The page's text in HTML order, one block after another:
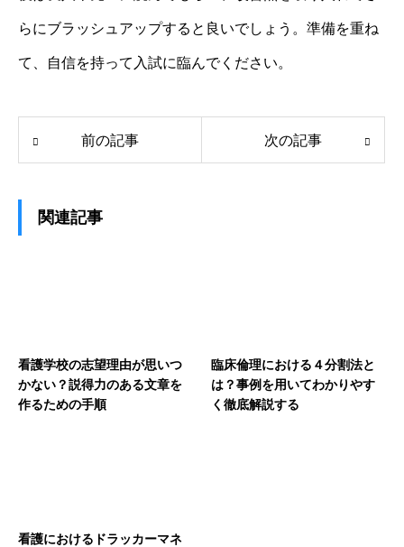
らにブラッシュアップすると良いでしょう。準備を重ね
て、自信を持って入試に臨んでください。
前の記事 次の記事
関連記事
看護学校の志望理由が思いつ
かない？説得力のある文章を
作るための手順
臨床倫理における４分割法と
は？事例を用いてわかりやす
く徹底解説する
看護におけるドラッカーマネ